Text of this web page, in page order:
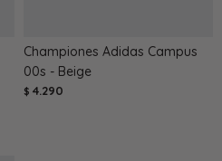
Championes Adidas Campus
00s - Beige
$ 4.290